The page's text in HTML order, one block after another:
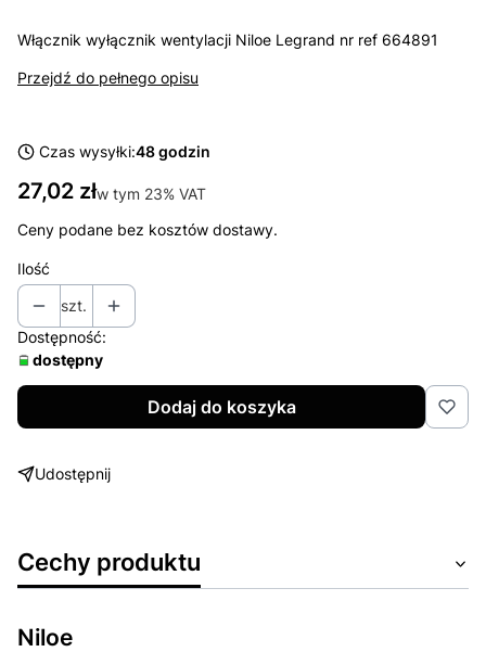
Włącznik wyłącznik wentylacji Niloe Legrand nr ref 664891
Przejdź do pełnego opisu
Czas wysyłki:48 godzin
Cena
27,02 złw tym 23% VAT
w tym 23% VAT
Ceny podane bez kosztów dostawy.
Ilość
szt.
Dostępność:
dostępny
Dodaj do koszyka
Udostępnij
Cechy produktu
Niloe